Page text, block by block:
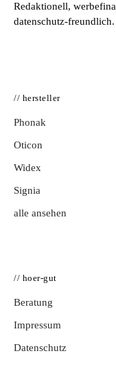
Redaktionell,
datenschutz-freundlich.
// hersteller
Phonak
Oticon
Widex
Signia
alle ansehen
// hoer-gut
Beratung
Impressum
Datenschutz